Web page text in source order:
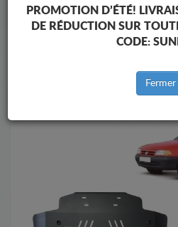
Marques
PROMOTION D’ÉTÉ!
DE RÉDUCTION SUR
CODE:
Fermer